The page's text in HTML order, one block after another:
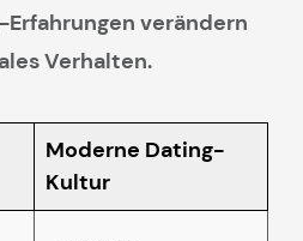
verändern
Verhalten.
Moderne Dating-
Kultur